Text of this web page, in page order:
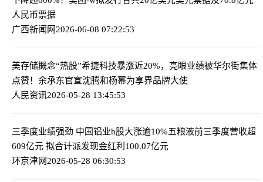
人民币票据
广西新闻网2026-06-08 07:22:53
美存储概念“热股”希捷科技暴涨近20%，亮眼业绩被华尔街集体
点赞！ 余承东官宣沈腾和杨幂为享界品牌大使
人民资讯2026-05-28 13:45:53
三季度业绩强劲 中国铝业h股大涨逾10%五粮液前三季度营收超
609亿元 拟合计派发现金红利100.07亿元
环京津网2026-05-28 06:30:53